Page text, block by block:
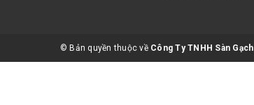
© Bản quyền thuộc về Công Ty TNHH Sàn Gạch